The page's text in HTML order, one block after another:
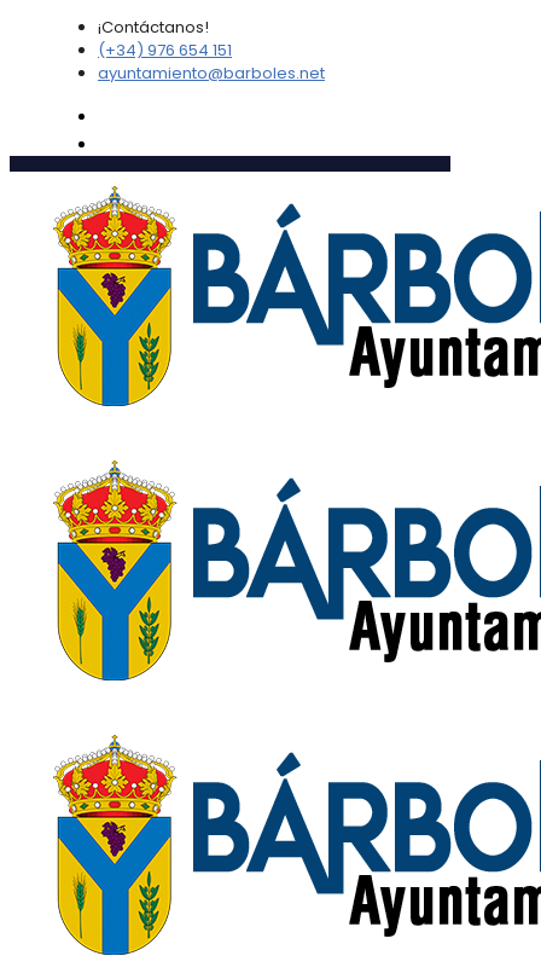
¡Contáctanos!
(+34) 976 654 151
ayuntamiento@barboles.net